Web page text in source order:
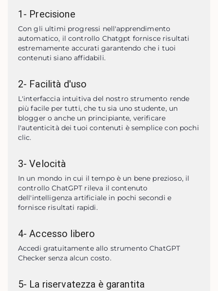
1 - Precisione
Con gli ultimi progressi nell'apprendimento
automatico, il controllo Chatgpt fornisce risultati
estremamente accurati garantendo che i tuoi
contenuti siano affidabili.
2- Facilità d'uso
L'interfaccia intuitiva del nostro strumento rende
più facile per tutti, che tu sia uno studente, un
blogger o anche un principiante, verificare
l'autenticità dei tuoi contenuti è semplice con pochi
clic.
3-Velocità
In un mondo in cui il tempo è un bene prezioso, il
controllo ChatGPT rileva il contenuto
dell'intelligenza artificiale in pochi secondi e
fornisce risultati rapidi.
4-Accesso libero
Accedi gratuitamente allo strumento ChatGPT
Checker senza alcun costo.
5- La riservatezza è garantita